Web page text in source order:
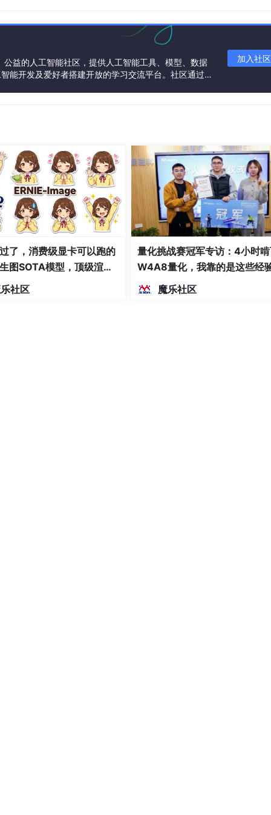
面板里面打打开网络和共享中心，然后点击左侧的更改适配器
益的人工智能社区，提供人工智能工具、模型、数据
能开发及爱好者搭建开放的学习交流平台。社区通过理
加入社区
了，消费级显卡可以跑的
图SOTA模型，顶级渲
度文本绘图
社区
量化挑战赛冠军专访：4小时
W4A8量化，我靠的是这些经
魔乐社区